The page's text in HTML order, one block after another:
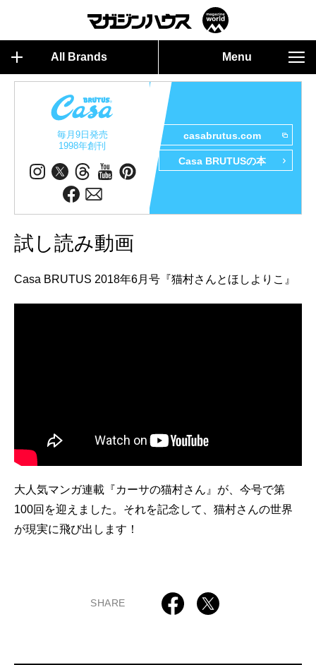
All Brands Menu
毎月9日発売
1998年創刊
casabrutus.com
Casa BRUTUSの本
試し読み動画
Casa BRUTUS 2018年6月号『猫村さんとほしよりこ』
大人気マンガ連載『カーサの猫村さん』が、今号で第
100回を迎えました。それを記念して、猫村さんの世界
が現実に飛び出します！
SHARE